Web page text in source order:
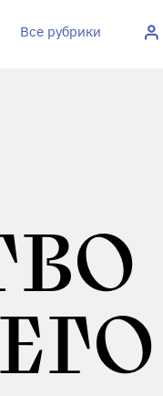
Все рубрики